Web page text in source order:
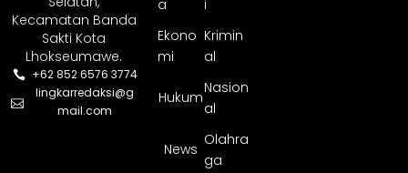
Kecamatan Banda
Sakti Kota
Lhokseumawe.
+62 852 6576 3774
lingkarredaksi@g
mail.com
a
i
Ekono
mi
Krimin
al
Hukum
Nasion
al
News
Olahra
ga